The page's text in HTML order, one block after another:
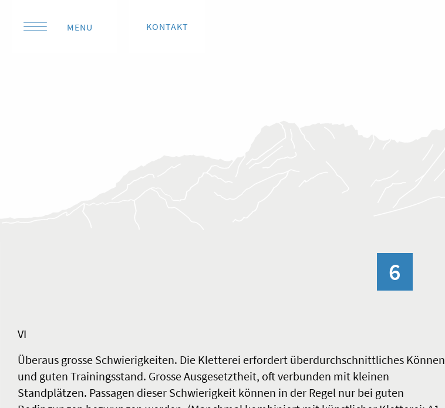
MENU KONTAKT
6
VI
Überaus grosse Schwierigkeiten. Die Kletterei erfordert überdurchschnittliches Können
und guten Trainingsstand. Grosse Ausgesetztheit, oft verbunden mit kleinen
Standplätzen. Passagen dieser Schwierigkeit können in der Regel nur bei guten